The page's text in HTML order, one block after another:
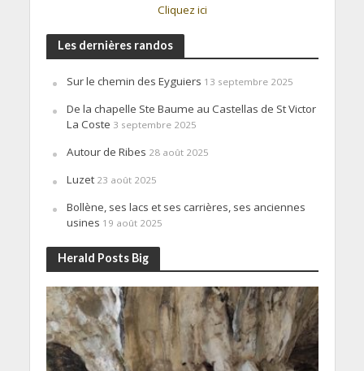
Cliquez ici
Les dernières randos
Sur le chemin des Eyguiers 13 septembre 2025
De la chapelle Ste Baume au Castellas de St Victor
La Coste 3 septembre 2025
Autour de Ribes 28 août 2025
Luzet 23 août 2025
Bollène, ses lacs et ses carrières, ses anciennes
usines 19 août 2025
Herald Posts Big